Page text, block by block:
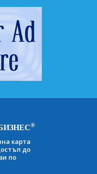
®
карта
до
по